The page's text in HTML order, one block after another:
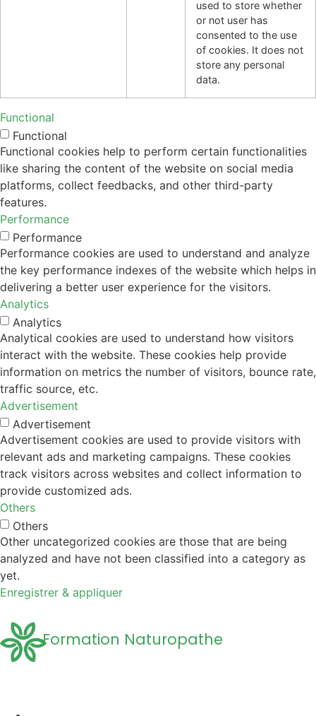
used to store whether
or not user has
consented to the use
of cookies. It does not
store any personal
data.
Functional
Functional
Functional cookies help to perform certain functionalities
like sharing the content of the website on social media
platforms, collect feedbacks, and other third-party
features.
Performance
Performance
Performance cookies are used to understand and analyze
the key performance indexes of the website which helps in
delivering a better user experience for the visitors.
Analytics
Analytics
Analytical cookies are used to understand how visitors
interact with the website. These cookies help provide
information on metrics the number of visitors, bounce rate,
traffic source, etc.
Advertisement
Advertisement
Advertisement cookies are used to provide visitors with
relevant ads and marketing campaigns. These cookies
track visitors across websites and collect information to
provide customized ads.
Others
Others
Other uncategorized cookies are those that are being
analyzed and have not been classified into a category as
yet.
Enregistrer & appliquer
Formation Naturopathe